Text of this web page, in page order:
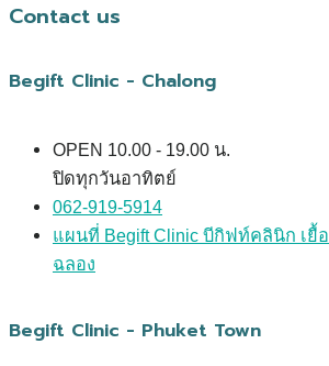
Contact us
Begift Clinic - Chalong
OPEN 10.00 - 19.00 น.
ปิดทุกวันอาทิตย์
062-919-5914
แผนที่ Begift Clinic บีกิฟท์คลินิก เยื้
ฉลอง
Begift Clinic - Phuket Town